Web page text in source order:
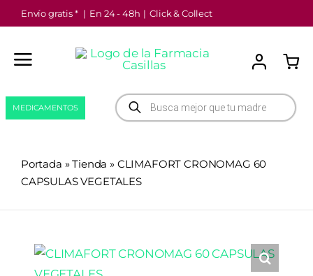
Saltar
al
contenido
Envío gratis * | En 24 - 48h | Click & Collect
Búsqueda
de
productos
MEDICAMENTOS
Portada »Tienda » CLIMAFORT CRONOMAG 60
CAPSULAS VEGETALES